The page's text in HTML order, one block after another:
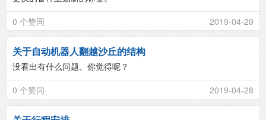
0 个赞同
2019-04-29
关于自动机器人翻越沙丘的结构
没看出有什么问题。你觉得呢？
0 个赞同
2019-04-28